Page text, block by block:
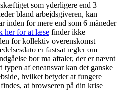
som yderligere end 3
bland arbejdsgiveren, kan
inden for mere end som 6 måneder
her for at læse finder ikke
for kollektiv overenskomst
er fastsat regler om
bor ma aftaler, der er nævnt
af ​​eneansvar kan det ganske
hvilket betyder at fungere
at browseren på din krise